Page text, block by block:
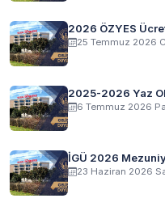
2026 ÖZYES
25 Temmuz 2026
2025-2026 Yaz
6 Temmuz 2026
İGÜ 2026
23 Haziran 2026